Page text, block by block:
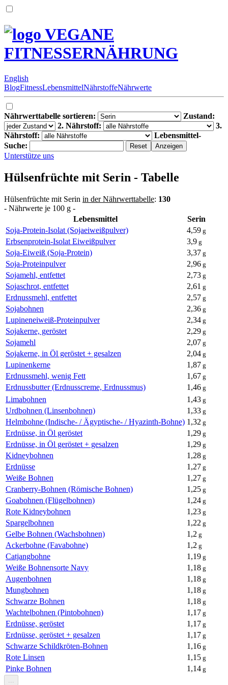
VEGANE
FITNESSERNÄHRUNG
English
BlogFitnessLebensmittelNährstoffeNährwerte
Nährwerttabelle sortieren:
Zustand:
2. Nährstoff:
3.
Nährstoff:
Lebensmittel-
Suche:
Unterstütze uns
Hülsenfrüchte mit Serin - Tabelle
Hülsenfrüchte mit Serin in der Nährwerttabelle: 130
- Nährwerte je 100 g -
Lebensmittel
Serin
Soja-Protein-Isolat (Sojaeiweißpulver)
4,59 g
Erbsenprotein-Isolat Eiweißpulver 3,9 g
Soja-Eiweiß (Soja-Protein) 3,37 g
Soja-Proteinpulver 2,96 g
Sojamehl, entfettet 2,73 g
Sojaschrot, entfettet 2,61 g
Erdnussmehl, entfettet 2,57 g
Sojabohnen 2,36 g
Lupineneiweiß-Proteinpulver 2,34 g
Sojakerne, geröstet 2,29 g
Sojamehl 2,07 g
Sojakerne, in Öl geröstet + gesalzen 2,04 g
Lupinenkerne 1,87 g
Erdnussmehl, wenig Fett 1,67 g
Erdnussbutter (Erdnusscreme, Erdnussmus) 1,46 g
Limabohnen 1,43 g
Urdbohnen (Linsenbohnen) 1,33 g
Helmbohne (Indische- / Ägyptische- / Hyazinth-Bohne) 1,32 g
Erdnüsse, in Öl geröstet 1,29 g
Erdnüsse, in Öl geröstet + gesalzen 1,29 g
Kidneybohnen 1,28 g
Erdnüsse 1,27 g
Weiße Bohnen 1,27 g
Cranberry-Bohnen (Römische Bohnen) 1,25 g
Goabohnen (Flügelbohnen) 1,24 g
Rote Kidneybohnen 1,23 g
Spargelbohnen 1,22 g
Gelbe Bohnen (Wachsbohnen) 1,2 g
Ackerbohne (Favabohne) 1,2 g
Catjangbohne 1,19 g
Weiße Bohnensorte Navy 1,18 g
Augenbohnen 1,18 g
Mungbohnen 1,18 g
Schwarze Bohnen 1,18 g
Wachtelbohnen (Pintobohnen) 1,17 g
Erdnüsse, geröstet 1,17 g
Erdnüsse, geröstet + gesalzen 1,17 g
Schwarze Schildkröten-Bohnen 1,16 g
Rote Linsen 1,15 g
Pinke Bohnen 1,14 g